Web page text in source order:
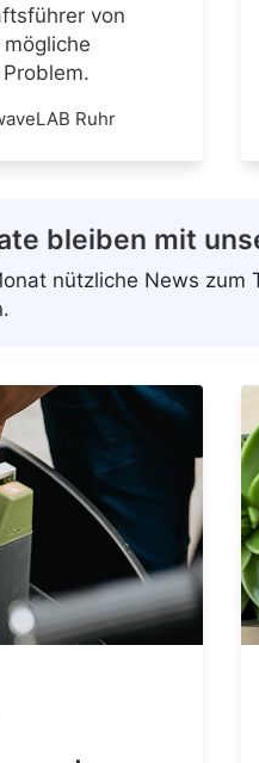
von
Ruhr
bleiben mit
nützliche News zum